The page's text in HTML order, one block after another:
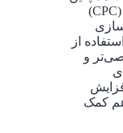
این نوع از کلمات کلیدی معمولاً هزینه کلیک (CPC)
از
و
کمک